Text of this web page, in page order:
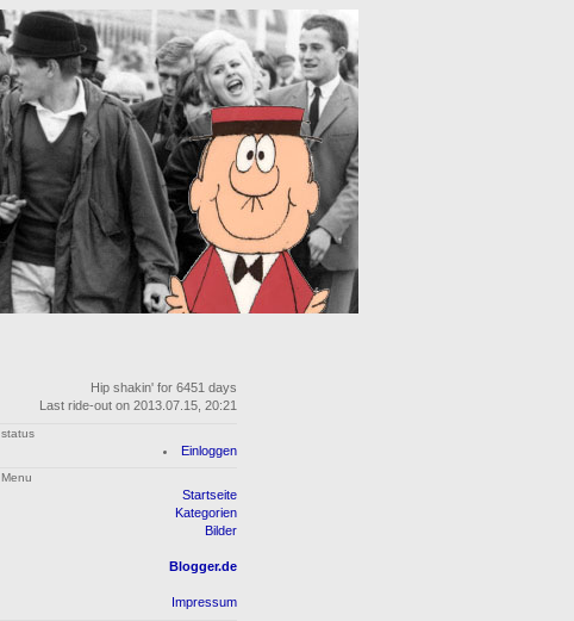
Hip shakin' for 6451 days
Last ride-out on 2013.07.15, 20:21
status
Einloggen
Menu
Startseite
Kategorien
Bilder
Blogger.de
Impressum